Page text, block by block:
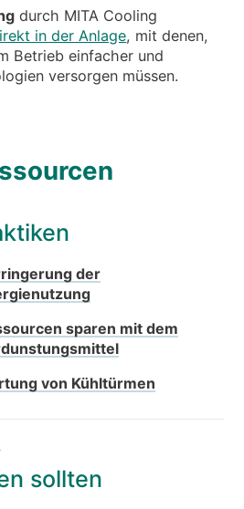
durch MITA Cooling
in der Anlage, mit denen,
Betrieb einfacher und
versorgen müssen.
der
sparen mit dem
von Kühltürmen
sollten